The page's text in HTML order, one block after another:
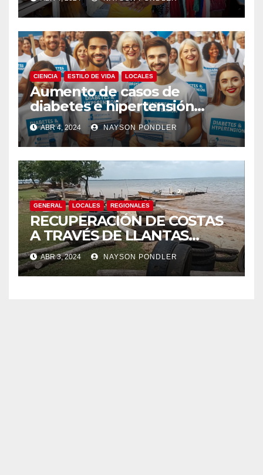
Bluefields￼
CIENCIA ESTILO DE VIDA LOCALES
Aumento de casos de
diabetes e hipertensión
arterial en Nicaragua￼
ABR 4, 2024 NAYSON PONDLER
GENERAL LOCALES REGIONALES
RECUPERACIÓN DE COSTAS
A TRAVÉS DE LLANTAS
RECICLADAS
ABR 3, 2024 NAYSON PONDLER